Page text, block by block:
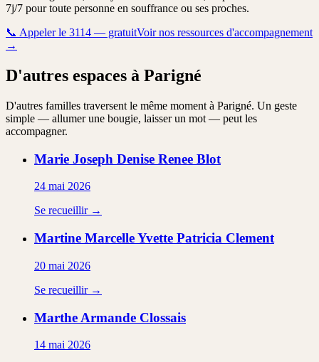
7j/7 pour toute personne en souffrance ou ses proches.
📞 Appeler le 3114 — gratuitVoir nos ressources d'accompagnement
→
D'autres espaces à Parigné
D'autres familles traversent le même moment à Parigné. Un geste
simple — allumer une bougie, laisser un mot — peut les
accompagner.
Marie Joseph Denise Renee Blot
24 mai 2026
Se recueillir →
Martine Marcelle Yvette Patricia Clement
20 mai 2026
Se recueillir →
Marthe Armande Clossais
14 mai 2026